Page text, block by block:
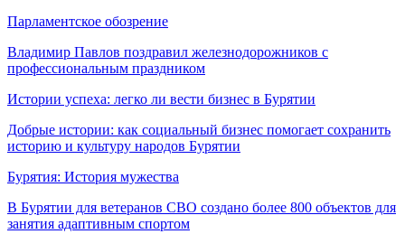
Парламентское обозрение
Владимир Павлов поздравил железнодорожников с
профессиональным праздником
Истории успеха: легко ли вести бизнес в Бурятии
Добрые истории: как социальный бизнес помогает сохранить
историю и культуру народов Бурятии
Бурятия: История мужества
В Бурятии для ветеранов СВО создано более 800 объектов для
занятия адаптивным спортом